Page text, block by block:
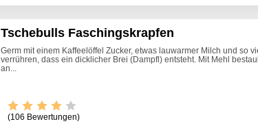
Tschebulls Faschingskrapfen
Germ mit einem Kaffeelöffel Zucker, etwas lauwarmer Milch und so
verrühren, dass ein dicklicher Brei (Dampfl) entsteht. Mit Mehl
an...
(106 Bewertungen)